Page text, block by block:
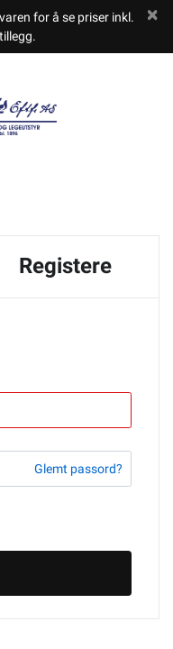
for å se priser inkl.
Registere
Glemt passord?